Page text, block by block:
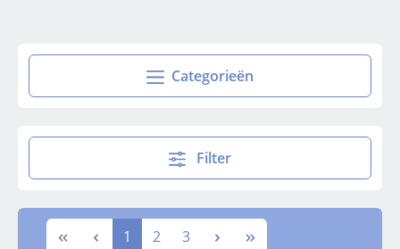
Categorieën
Filter
Pagina
1 Pagina
2 Pagina
3